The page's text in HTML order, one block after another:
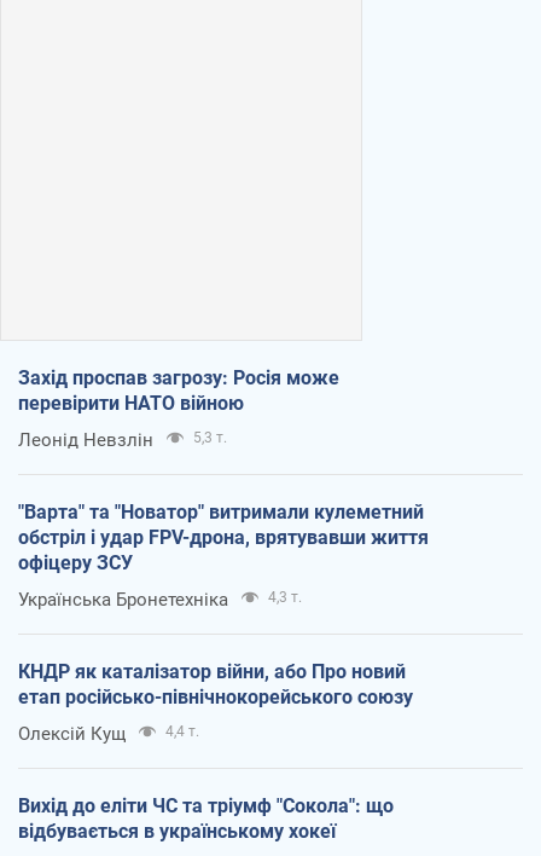
Захід проспав загрозу: Росія може
перевірити НАТО війною
Леонід Невзлін 5,3 т.
"Варта" та "Новатор" витримали кулеметний
обстріл і удар FPV-дрона, врятувавши життя
офіцеру ЗСУ
Українська Бронетехніка 4,3 т.
КНДР як каталізатор війни, або Про новий
етап російсько-північнокорейського союзу
Олексій Кущ 4,4 т.
Вихід до еліти ЧС та тріумф "Сокола": що
відбувається в українському хокеї